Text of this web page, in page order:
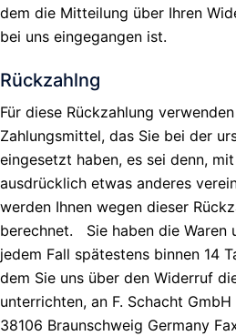
dem die Mitteilung über Ihren
bei uns eingegangen ist.
Rückzahlng
Für diese Rückzahlung
Zahlungsmittel, das Sie bei der
eingesetzt haben, es sei denn,
ausdrücklich etwas anderes
werden Ihnen wegen dieser
berechnet. Sie haben die Waren
jedem Fall spätestens binnen 14
dem Sie uns über den Widerruf
unterrichten, an F. Schacht
38106 Braunschweig Germany